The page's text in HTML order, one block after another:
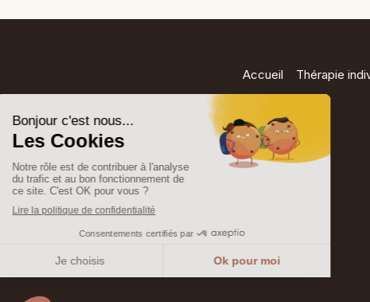
Accueil Thérapie